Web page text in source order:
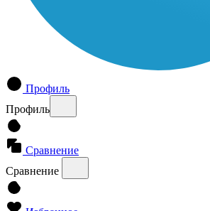
Профиль
Профиль
Сравнение
Сравнение